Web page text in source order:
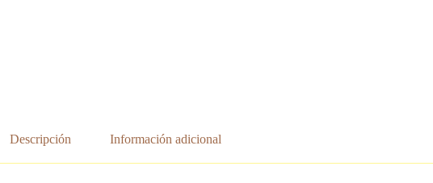
Descripción Información adicional